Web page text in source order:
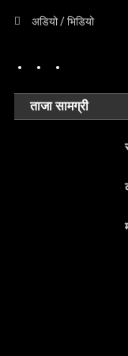
अडियो / भिडियो
ताजा सामग्री